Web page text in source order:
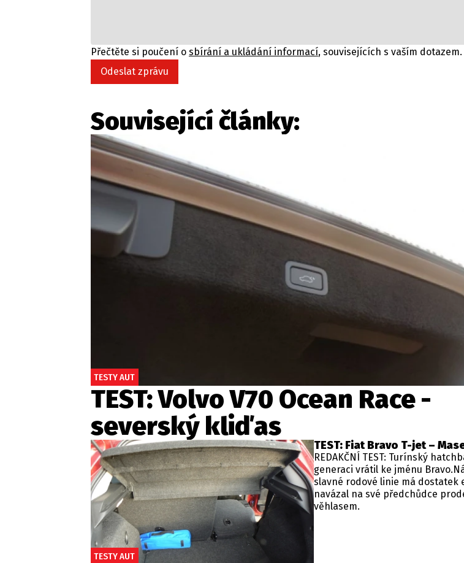
Přečtěte si poučení o sbírání a ukládání informací, souvisejících s vaším dotazem.
Odeslat zprávu
Související články:
TESTY AUT
TEST: Volvo V70 Ocean Race -
severský kliďas
TESTY AUT
TEST: Fiat Bravo T-jet –
REDAKČNÍ TEST: Turínský
generaci vrátil ke jménu
slavné rodové linie má dostatek
navázal na své předchůdce
věhlasem.